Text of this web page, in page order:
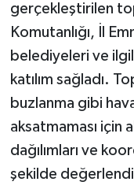
gerçekleştirilen
Komutanlığı, İl
belediyeleri ve
katılım sağladı.
buzlanma gibi
aksatmaması için
dağılımları ve
şekilde